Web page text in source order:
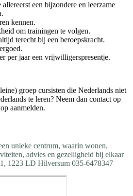
een bijzondere en leerzame
kennen.
om trainingen te volgen.
terecht bij een beroepskracht.
per jaar een vrijwilligerspresentje.
groep cursisten die Nederlands niet
te leren? Neem dan contact op
aanmelden.
unieke centrum, waarin wonen,
advies en gezelligheid bij elkaar
1223 LD Hilversum 035-6478347